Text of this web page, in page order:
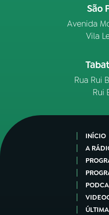
São
Avenida
Vila
Rua Rui
Rui
INÍCIO
A